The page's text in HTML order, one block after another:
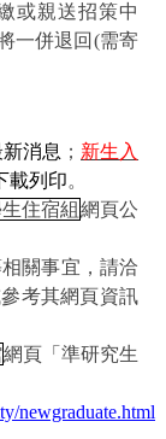
或親送招策中
一併退回 (需寄
消息 ； 新生入
載列印。
住宿組 網頁公
關事宜，請洽
考其網頁資訊
網頁「準研究生
newgraduate.html